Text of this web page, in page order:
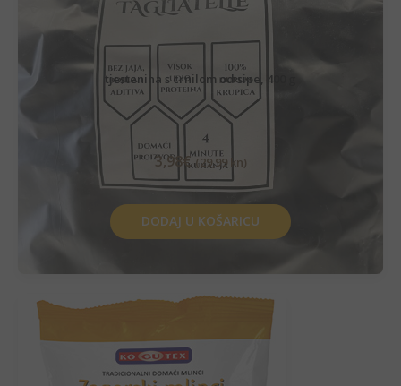
tjestenina s crnilom od sipe, 400 g
3,98€ (29,99 kn)
DODAJ U KOŠARICU